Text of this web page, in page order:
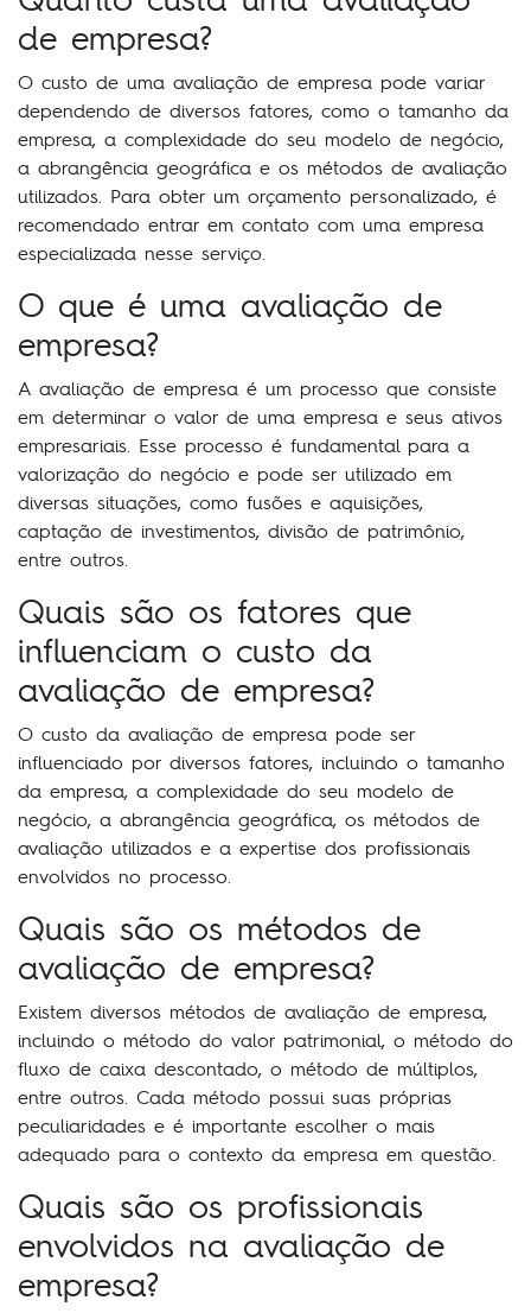
de empresa?
O custo de uma avaliação de empresa pode variar
dependendo de diversos fatores, como o tamanho da
empresa, a complexidade do seu modelo de negócio,
a abrangência geográfica e os métodos de avaliação
utilizados. Para obter um orçamento personalizado, é
recomendado entrar em contato com uma empresa
especializada nesse serviço.
O que é uma avaliação de
empresa?
A avaliação de empresa é um processo que consiste
em determinar o valor de uma empresa e seus ativos
empresariais. Esse processo é fundamental para a
valorização do negócio e pode ser utilizado em
diversas situações, como fusões e aquisições,
captação de investimentos, divisão de patrimônio,
entre outros.
Quais são os fatores que
influenciam o custo da
avaliação de empresa?
O custo da avaliação de empresa pode ser
influenciado por diversos fatores, incluindo o tamanho
da empresa, a complexidade do seu modelo de
negócio, a abrangência geográfica, os métodos de
avaliação utilizados e a expertise dos profissionais
envolvidos no processo.
Quais são os métodos de
avaliação de empresa?
Existem diversos métodos de avaliação de empresa,
incluindo o método do valor patrimonial, o método do
fluxo de caixa descontado, o método de múltiplos,
entre outros. Cada método possui suas próprias
peculiaridades e é importante escolher o mais
adequado para o contexto da empresa em questão.
Quais são os profissionais
envolvidos na avaliação de
empresa?